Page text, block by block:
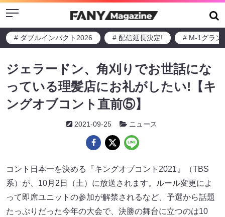
Menu
# ダブルインパクト2026 # 配信延長決定! # M-1グラン
ジェラードン、角刈りでお世話にな
っている理髪店にお礼がしたい!【キ
ングオブコント直前⑤】
2021-09-25 ニュース
コント日本一を決める『キングオブコント2021』（TBS
系）が、10月2日（土）に放送されます。ルール変更によ
って即席ユニットの参加が解禁されるなど、予選から話題
たっぷりだった今年の大会で、決勝の舞台に立つのは10